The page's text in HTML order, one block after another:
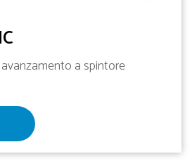
a spintore